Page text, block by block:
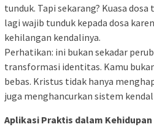
tunduk. Tapi sekarang? Kuasa
lagi wajib tunduk kepada dosa
kehilangan kendalinya.
Perhatikan: ini bukan sekadar
transformasi identitas. Kamu
bebas. Kristus tidak hanya
juga menghancurkan sistem
Aplikasi Praktis dalam